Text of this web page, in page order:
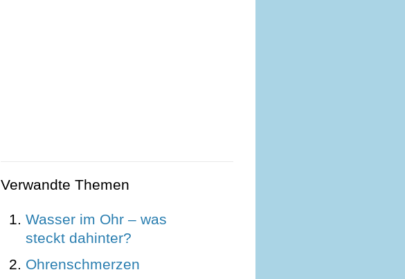
Verwandte Themen
Wasser im Ohr – was
steckt dahinter?
Ohrenschmerzen